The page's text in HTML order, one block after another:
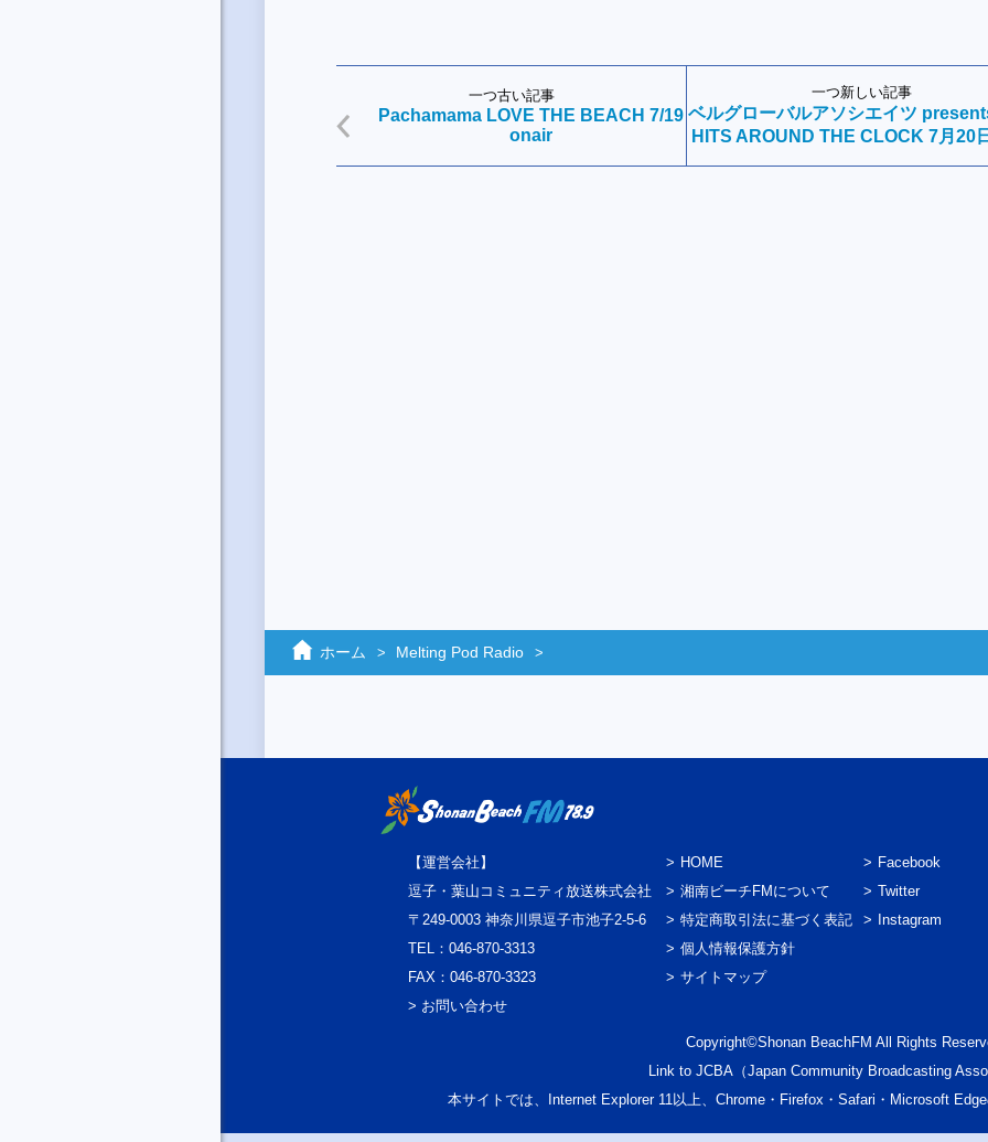
一つ古い記事
Pachamama LOVE THE BEACH 7/19
onair
一つ新しい記事
ベルグローバルアソシエイツ
HITS AROUND THE CLOCK 7月20
ホーム Melting Pod Radio
【運営会社】
逗子・葉山コミュニティ放送株式会社
〒249-0003 神奈川県逗子市池子2-5-6
TEL：046-870-3313
FAX：046-870-3323
> お問い合わせ
HOME
湘南ビーチFMについて
特定商取引法に基づく表記
個人情報保護方針
サイトマップ
Facebook
Twitter
Instagram
Copyright©Shonan BeachFM All Rights
Link to JCBA（Japan Community Broadcasting
本サイトでは、Internet Explorer 11以上、Chrome・Firefox・Safari・Microsoft